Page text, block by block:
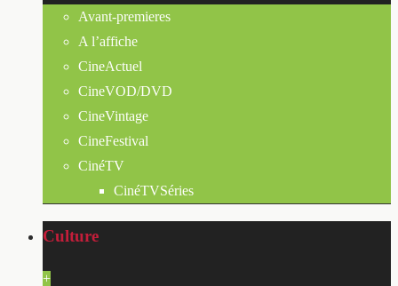
Avant-premieres
A l’affiche
CineActuel
CineVOD/DVD
CineVintage
CineFestival
CinéTV
CinéTVSéries
Culture
+